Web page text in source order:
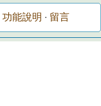
功能說明 · 留言